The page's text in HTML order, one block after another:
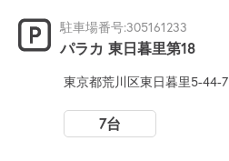
駐車場番号:305161233
パラカ 東日暮里第18
東京都荒川区東日暮里5-44-7
7台